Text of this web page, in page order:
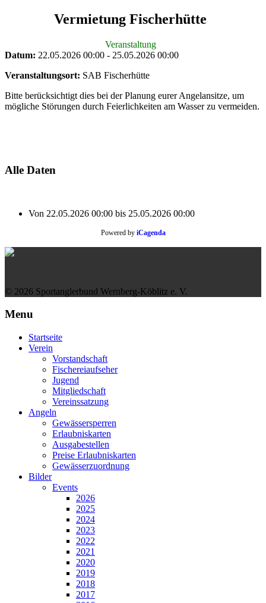
Vermietung Fischerhütte
Veranstaltung
Datum: 22.05.2026 00:00 - 25.05.2026 00:00
Veranstaltungsort: SAB Fischerhütte
Bitte berücksichtigt dies bei der Planung eurer Angelansitze, um
mögliche Störungen durch Feierlichkeiten am Wasser zu vermeiden.
Alle Daten
Von 22.05.2026 00:00 bis 25.05.2026 00:00
Powered by iCagenda
© 2026 Sportanglerbund Wernberg-Köblitz e. V.
Menu
Startseite
Verein
Vorstandschaft
Fischereiaufseher
Jugend
Mitgliedschaft
Vereinssatzung
Angeln
Gewässersperren
Erlaubniskarten
Ausgabestellen
Preise Erlaubniskarten
Gewässerzuordnung
Bilder
Events
2026
2025
2024
2023
2022
2021
2020
2019
2018
2017